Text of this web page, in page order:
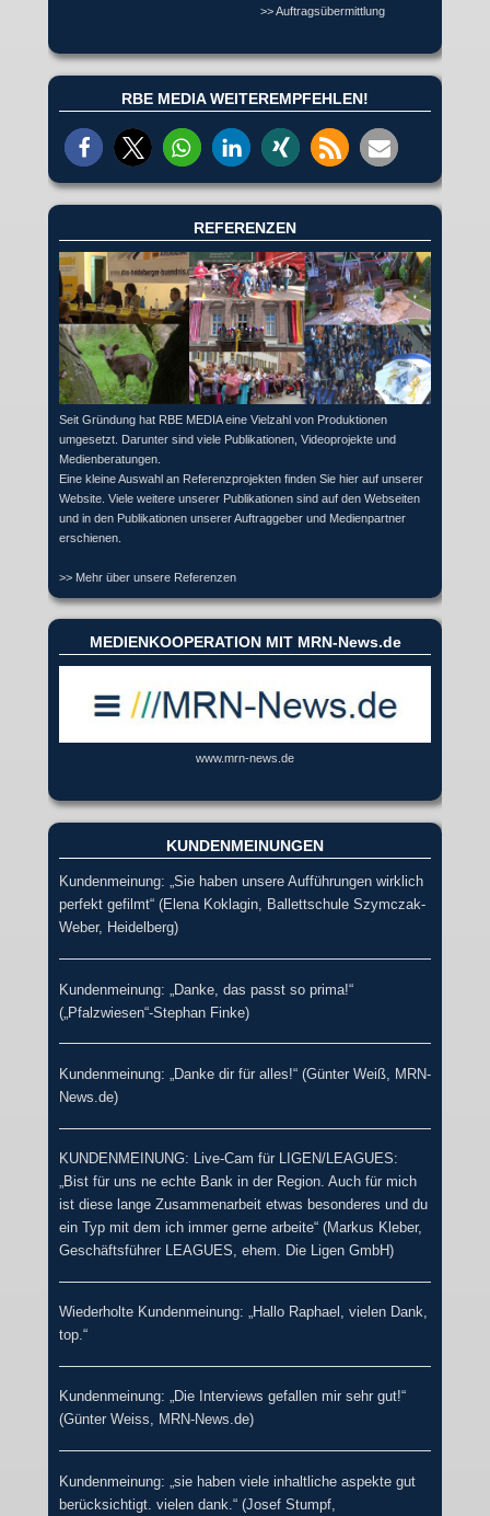
>> Auftragsübermittlung
RBE MEDIA WEITEREMPFEHLEN!
REFERENZEN
Seit Gründung hat RBE MEDIA eine Vielzahl von Produktionen
umgesetzt. Darunter sind viele Publikationen, Videoprojekte und
Medienberatungen.
Eine kleine Auswahl an Referenzprojekten finden Sie hier auf unserer
Website. Viele weitere unserer Publikationen sind auf den Webseiten
und in den Publikationen unserer Auftraggeber und Medienpartner
erschienen.
>> Mehr über unsere Referenzen
MEDIENKOOPERATION MIT MRN-News.de
www.mrn-news.de
KUNDENMEINUNGEN
Kundenmeinung: „Sie haben unsere Aufführungen wirklich
perfekt gefilmt“ (Elena Koklagin, Ballettschule Szymczak-
Weber, Heidelberg)
Kundenmeinung: „Danke, das passt so prima!“
(„Pfalzwiesen“-Stephan Finke)
Kundenmeinung: „Danke dir für alles!“ (Günter Weiß, MRN-
News.de)
KUNDENMEINUNG: Live-Cam für LIGEN/LEAGUES:
„Bist für uns ne echte Bank in der Region. Auch für mich
ist diese lange Zusammenarbeit etwas besonderes und du
ein Typ mit dem ich immer gerne arbeite“ (Markus Kleber,
Geschäftsführer LEAGUES, ehem. Die Ligen GmbH)
Wiederholte Kundenmeinung: „Hallo Raphael, vielen Dank,
top.“
Kundenmeinung: „Die Interviews gefallen mir sehr gut!“
(Günter Weiss, MRN-News.de)
Kundenmeinung: „sie haben viele inhaltliche aspekte gut
berücksichtigt. vielen dank.“ (Josef Stumpf,